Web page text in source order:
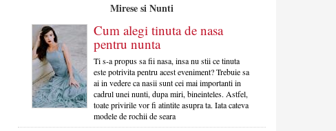
Mirese si Nunti
Cum alegi tinuta de nasa
pentru nunta
Ti s-a propus sa fii nasa, insa nu stii ce tinuta
este potrivita pentru acest eveniment? Trebuie sa
ai in vedere ca nasii sunt cei mai importanti in
cadrul unei nunti, dupa miri, bineinteles. Astfel,
toate privirile vor fi atintite asupra ta. Iata cateva
modele de rochii de seara